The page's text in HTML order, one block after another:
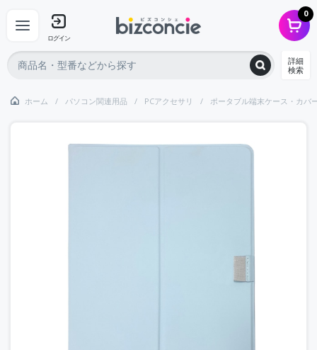
ログイン
0
詳細
検索
ホーム パソコン関連用品 PCアクセサリ ポータブル端末ケース・カバ